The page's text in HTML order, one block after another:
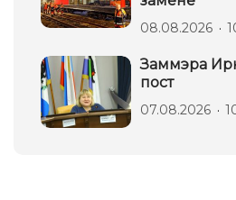
08.08.2026
Заммэра
пост
07.08.2026